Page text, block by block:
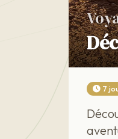
7